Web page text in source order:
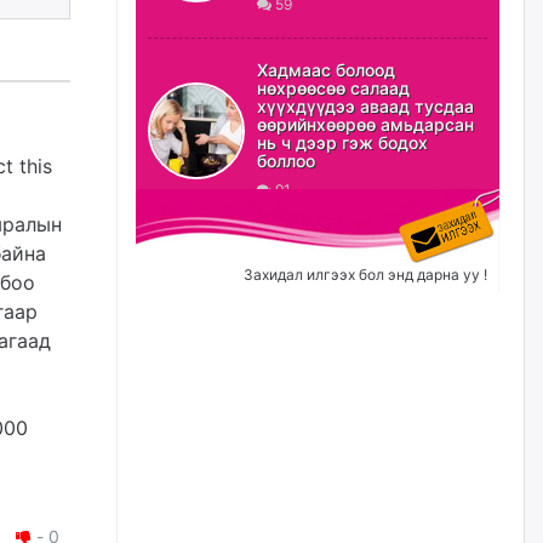
this
- 0
ХЗДХ-ын сайд С.Амарсайхан:
Авлигаар авсан хөрөнгийг
хурааж, нийгмийн сайн
сайхны хөгжилд зориулах
бөгөөд үүнийг хэд хэдэн эрх
бүхий байгууллагаас санал авна
өчигдѳр
Шатахууныг олдож байгаа
газраас нь л авч байна. Үнэ
тарифаас илүү хангамж дээр
анхаарч байна
59
Хадмаас болоод
нөхрөөсөө салаад
хүүхдүүдээ аваад тусдаа
өөрийнхөөрөө амьдарсан
нь ч дээр гэж бодох
боллоо
91
Захидал илгээх бол энд дарна уу !